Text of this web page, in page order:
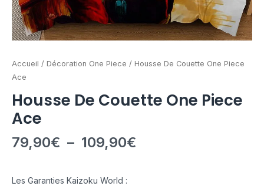
Accueil / Décoration One Piece / Housse De Couette One Piece
Ace
Housse De Couette One Piece
Ace
79,90€ – 109,90€
Les Garanties Kaizoku World :